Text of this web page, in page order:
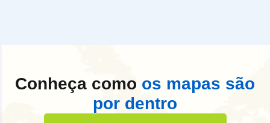
Conheça como os mapas são
por dentro